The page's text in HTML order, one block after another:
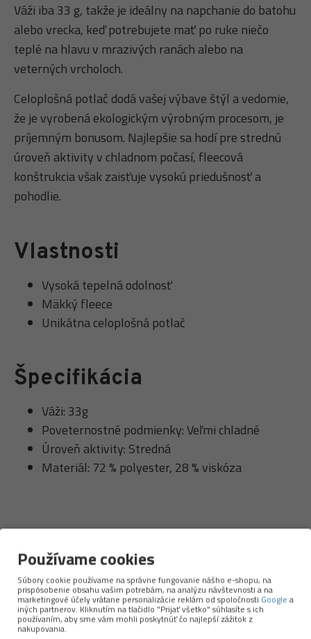
Originálne dizajny, široká paleta produktov,
prvotriedne materiály – BUFF si obľúbite hneď
na prvýkrát.
Váži iba 33 g, takže je ideálny na napchanie do batohu
alebo vrecka, keď potrebujete mať po ruke niečo
teplé na hlavu v mrazivých ranách alebo na
veterných vrcholoch.
Celoplošná potlač dodá vašej výbave štýl a vedomie,
že je vyrobená ekologickým výrobným procesom, je
príjemným bonusom. Najlepšie sa hodí pre strednú
úroveň aktivity v chladnom počasí, fleecová
konštrukcia však zaisťuje vysokú priedušnosť a
pohodlie.
Vlastnosti
Vysoká tepelná odolnosť
Mäkký fleece
Unikátna celoplošná potlač
Špecifikácia
Váži: 33g
Poveternostné podmienky: Veľmi chladné
Úroveň aktivity: Stredná
Materiál: 72 % polyester, 28 % viskóza
Používame cookies
Súbory cookie používame na správne fungovanie nášho e-shopu, na
prispôsobenie obsahu vašim potrebám, na analýzu návštevnosti a na
marketingové účely vrátane personalizácie reklám od spoločnosti Google a
iných partnerov. Kliknutím na tlačidlo "Prijať všetko" súhlasíte s ich
používaním, aby sme vám mohli poskytnúť čo najlepší zážitok z
nakupovania.